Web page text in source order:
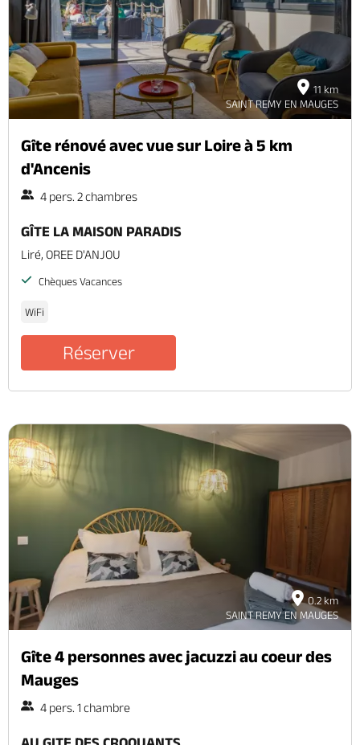
11 km
SAINT REMY EN MAUGES
Gîte rénové avec vue sur Loire à 5 km
d'Ancenis
4 pers. 2 chambres
GÎTE LA MAISON PARADIS
Liré, OREE D'ANJOU
Chèques Vacances
WiFi
Réserver
0.2 km
SAINT REMY EN MAUGES
Gîte 4 personnes avec jacuzzi au coeur des
Mauges
4 pers. 1 chambre